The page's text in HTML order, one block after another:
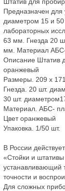
Предназначен для
диаметром 15 и
лабораторных
63 мм. Гнезда 20
мм. Материал АБС-
Описание Штатив
оранжевый
Размеры. 209 х
Гнезда. 20 шт.
30 шт.
Материал. АБС-
Цвет оранжевый
Упаковка. 1/50 шт.
В России
«Стойки и штативы
устанавливающий
точности и
Для сложных